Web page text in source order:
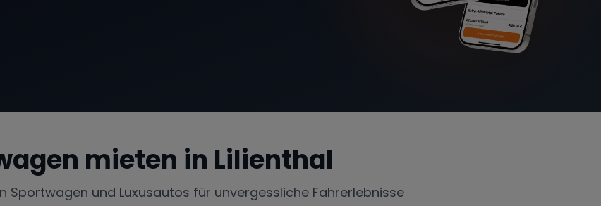
mieten in Lilienthal
Sportwagen und Luxusautos für unvergessliche Fahrerlebnisse